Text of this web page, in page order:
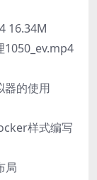
16.34M
的使用
样式编写
局